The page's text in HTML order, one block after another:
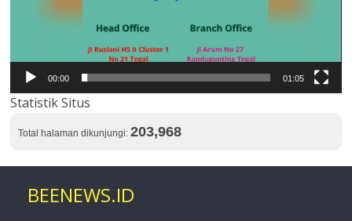
00:00 01:05
Statistik Situs
Total halaman dikunjungi:203,968
BEENEWS.ID